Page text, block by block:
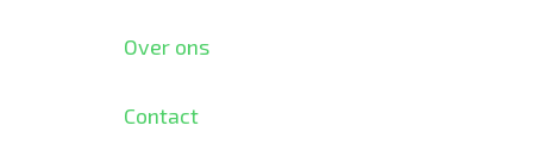
Over ons
Contact